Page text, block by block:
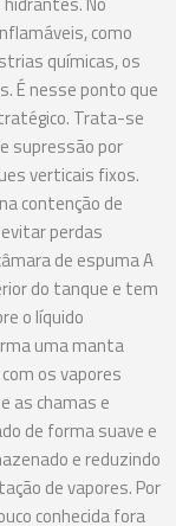
como
químicas, os
É nesse ponto que
Trata-se
supressão por
verticais fixos.
contenção de
perdas
de espuma A
do tanque e tem
o líquido
uma manta
os vapores
as chamas e
de forma suave e
e reduzindo
de vapores. Por
conhecida fora